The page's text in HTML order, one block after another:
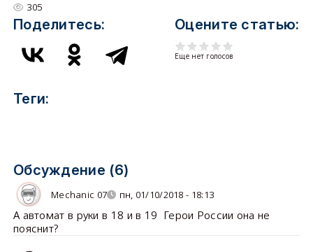
305
Поделитесь: Оцените статью:
Еще нет голосов
Теги:
Обсуждение (6)
Mechanic 07 пн, 01/10/2018 - 18:13
А автомат в руки в 18 и в 19 Герои России она не
пояснит?